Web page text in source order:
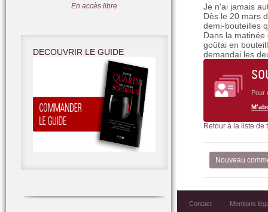
Je n'ai jamais
Dès le 20 mars
demi-bouteilles
Dans la
goûtai en
demandai les
Pour
Retour à la liste de
Nouveau
Contact Mentions
En accès libre
DECOUVRIR LE GUIDE